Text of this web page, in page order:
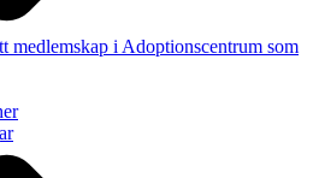
medlemskap i Adoptionscentrum som